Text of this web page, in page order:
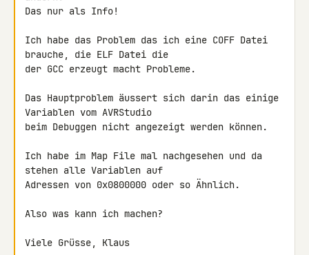
Das nur als Info!
Ich habe das Problem das ich eine COFF Datei
brauche, die ELF Datei die
der GCC erzeugt macht Probleme.
Das Hauptproblem äussert sich darin das einige
Variablen vom AVRStudio
beim Debuggen nicht angezeigt werden können.
Ich habe im Map File mal nachgesehen und da
stehen alle Variablen auf
Adressen von 0x0800000 oder so Ähnlich.
Also was kann ich machen?
Viele Grüsse, Klaus